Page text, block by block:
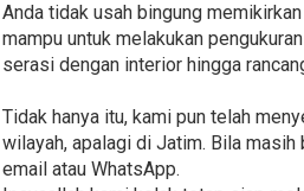
Anda tidak usah bingung
mampu untuk melakukan
serasi dengan interior hingga
Tidak hanya itu, kami pun telah
wilayah, apalagi di Jatim. Bila
email atau WhatsApp.